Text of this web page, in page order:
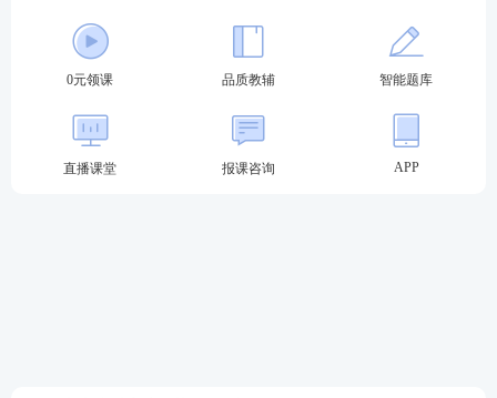
精选真题
：重要考点配套经典真题，了解考点的考
0元领课 品质教辅 智能题库
直播课堂 报课咨询 APP